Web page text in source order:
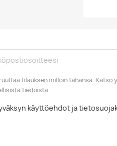
tilauksen milloin tahansa. Katso
tiedoista.
käyttöehdot ja